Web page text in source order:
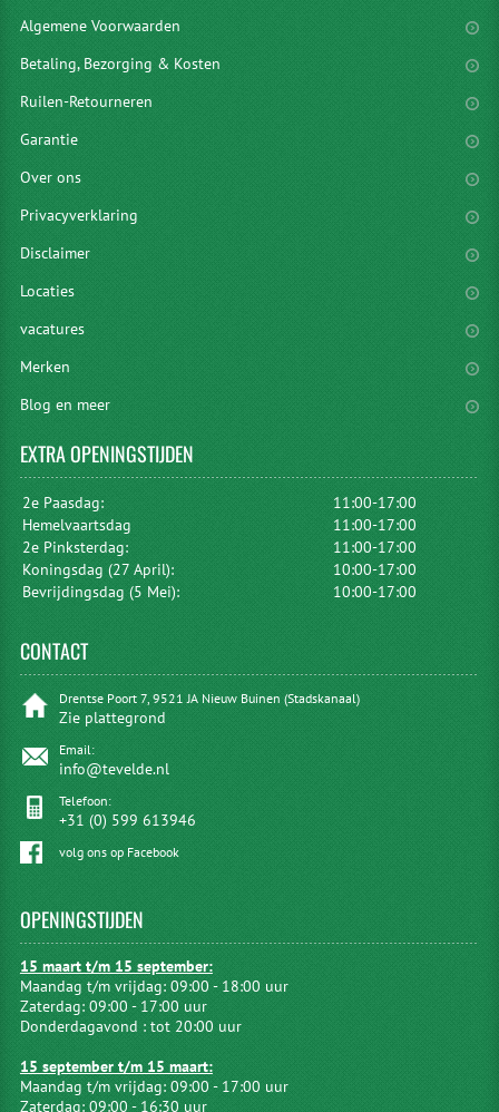
Algemene Voorwaarden
Betaling, Bezorging & Kosten
Ruilen-Retourneren
Garantie
Over ons
Privacyverklaring
Disclaimer
Locaties
vacatures
Merken
Blog en meer
EXTRAOPENINGSTIJDEN
2e Paasdag:
11:00-17:00
Hemelvaartsdag
11:00-17:00
2e Pinksterdag:
11:00-17:00
Koningsdag (27 April):
10:00-17:00
Bevrijdingsdag (5 Mei):
10:00-17:00
CONTACT
Drentse Poort 7, 9521 JA Nieuw Buinen (Stadskanaal)
Zie plattegrond
Email:
info@tevelde.nl
Telefoon:
+31 (0) 599 613946
volg ons op Facebook
OPENINGSTIJDEN
15 maart t/m 15 september:
Maandag t/m vrijdag: 09:00 - 18:00 uur
Zaterdag: 09:00 - 17:00 uur
Donderdagavond : tot 20:00 uur
15 september t/m 15 maart:
Maandag t/m vrijdag: 09:00 - 17:00 uur
Zaterdag: 09:00 - 16:30 uur